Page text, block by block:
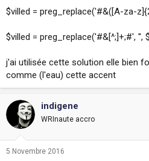
$villed = preg_replace('#&([A-za-
$villed = preg_replace('#&[^;]+;#', '',
j'ai utilisée cette solution elle bien
comme (l'eau) cette accent
indigene
WRInaute accro
5 Novembre 2016